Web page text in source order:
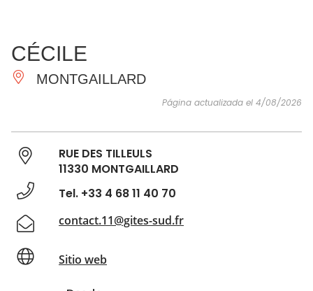
IMPRESCINDIBLES
CÉCILE
MONTGAILLARD
Página actualizada el 4/08/2026
RUE DES TILLEULS
11330 MONTGAILLARD
Tel. +33 4 68 11 40 70
contact.11@gites-sud.fr
Sitio web